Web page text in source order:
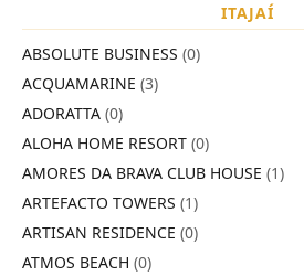
ITAJAÍ
ABSOLUTE BUSINESS (0)
ACQUAMARINE (3)
ADORATTA (0)
ALOHA HOME RESORT (0)
AMORES DA BRAVA CLUB HOUSE (1)
ARTEFACTO TOWERS (1)
ARTISAN RESIDENCE (0)
ATMOS BEACH (0)